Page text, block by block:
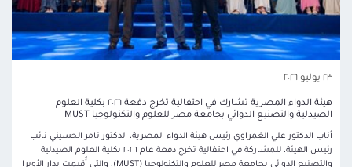
٢٣ يوليو ٢٠٢٦
هيئة الدواء المصرية تشارك في احتفالية تخرج دفعة ٢٠٢٦ بكلية العلوم
الصيدلية والتصنيع الدوائي بجامعة مصر للعلوم والتكنولوجيا MUST
أناب الدكتور علي الغمراوي رئيس هيئة الدواء المصرية، الدكتور تامر الحسيني نائب
رئيس الهيئة، للمشاركة في احتفالية تخرج دفعة عام ٢٠٢٦ بكلية العلوم الصيدلية
والتصنيع الدوائي بجامعة مصر للعلوم والتكنولوجيا (MUST)، والتي أُقيمت بدار الأوبرا